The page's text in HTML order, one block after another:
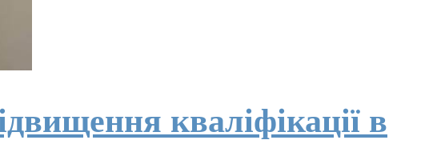
кваліфікації в